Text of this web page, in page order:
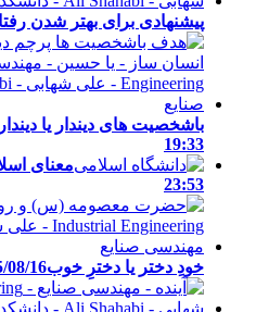
پیشنهادی برای بهتر شدن
باشخصیت های دیندار یا
19:33
معنای
23:53
خودِ دختر یا دخترِ خوب16 - 12:48